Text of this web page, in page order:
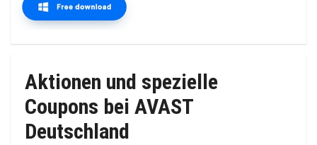
Aktionen und spezielle
Coupons bei AVAST
Deutschland